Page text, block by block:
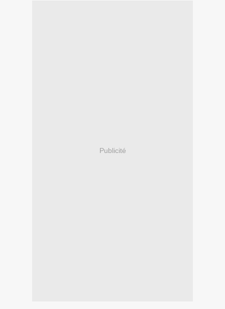
Publicité